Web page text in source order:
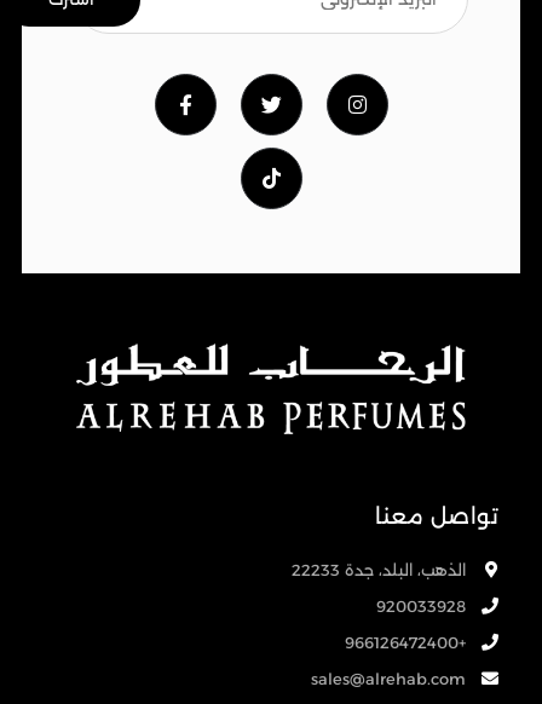
تواصل معنا
الذهب، البلد، جدة 22233
920033928
+966126472400
sales@alrehab.com